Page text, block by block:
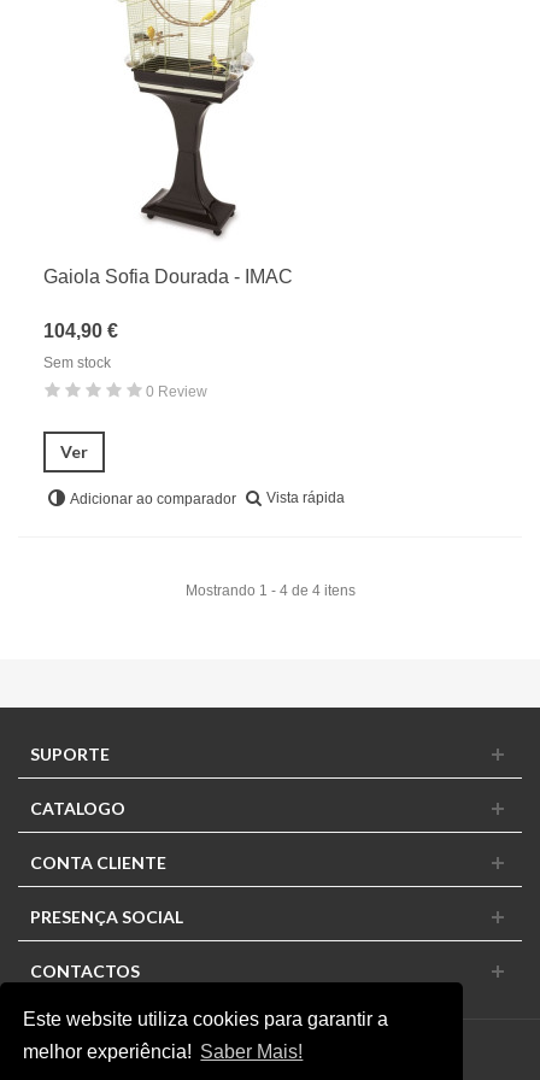
Este website utiliza cookies para garantir a
melhor experiência! Saber Mais!
Gaiola Sofia Dourada - IMAC
104,90 €
Sem stock
0 Review
Ver
Adicionar ao comparador Vista rápida
Mostrando 1 - 4 de 4 itens
SUPORTE
CATALOGO
CONTA CLIENTE
PRESENÇA SOCIAL
CONTACTOS